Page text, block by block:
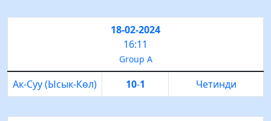
18-02-2024
16:11
Group A
Ак-Суу (Ысык-Көл) 10-1 Четинди